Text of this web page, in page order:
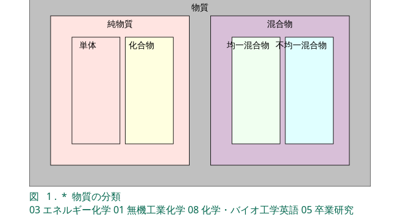
物質
純物質
単体
化合物
混合物
均一混合物 不均一混合物
図 1 . * 物質の分類
03 エネルギー化学 01 無機工業化学 08化学・バイオ工学英語05卒業研究